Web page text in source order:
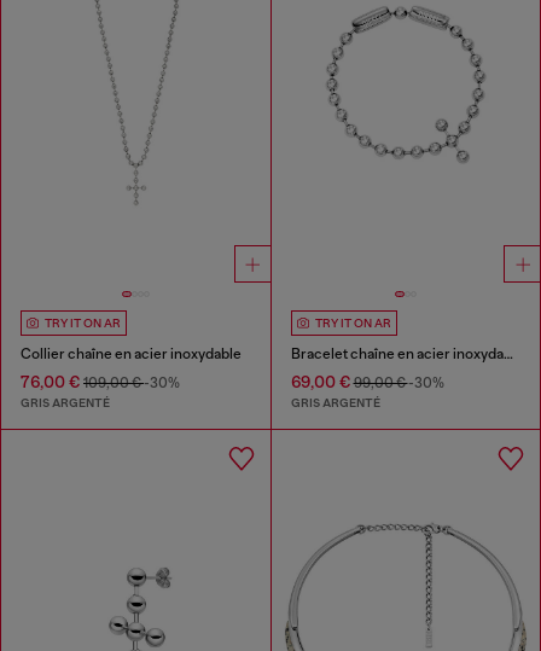
TRY IT ON AR
Collier chaîne en acier inoxydable
76,00 € 109,00 €-30%
GRIS ARGENTÉ
TRY IT ON AR
Bracelet chaîne en acier inoxydable
69,00 €99,00 €-30%
GRIS ARGENTÉ